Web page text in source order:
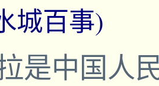
城百事)
是中国人